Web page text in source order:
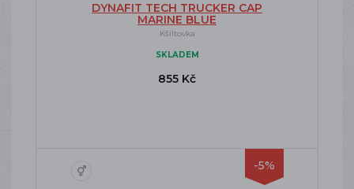
DYNAFIT TECH TRUCKER CAP
MARINE BLUE
Kšiltovka
SKLADEM
855 Kč
-5%